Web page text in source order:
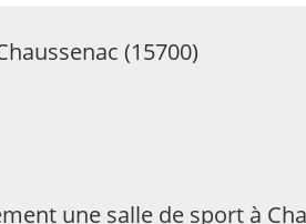
(15700)
une salle de sport à